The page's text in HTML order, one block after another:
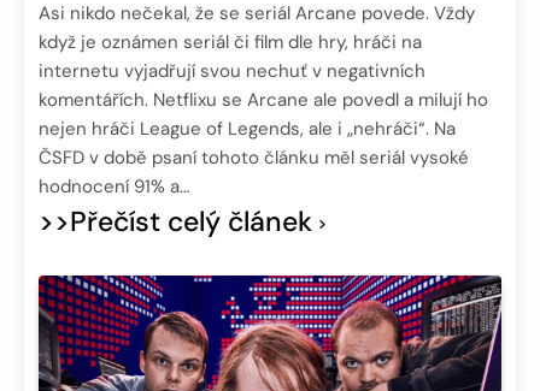
Asi nikdo nečekal, že se seriál Arcane povede. Vždy
když je oznámen seriál či film dle hry, hráči na
internetu vyjadřují svou nechuť v negativních
komentářích. Netflixu se Arcane ale povedl a milují ho
nejen hráči League of Legends, ale i „nehráči“. Na
ČSFD v době psaní tohoto článku měl seriál vysoké
hodnocení 91% a…
>>Přečíst celý článek